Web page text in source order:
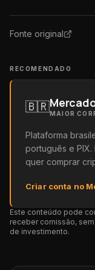
Fonte original
RECOMENDADO
🇧🇷MAIOR
Plataforma
português e
quer comprar
Criar conta no
Este conteúdo pode
receber comissão,
de investimento.